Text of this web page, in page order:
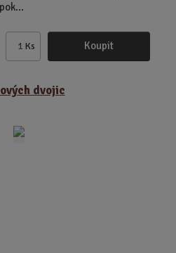
Z
ě
n
t
Ks Koupit
dvojic